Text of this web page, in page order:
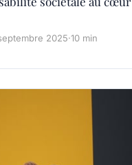
2025·10 min